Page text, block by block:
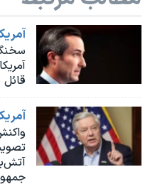
نرگس محمدی برنده جایزه
همایش محافظه‌کاران
صفحه‌های ویژه
سفر پرزیدنت ترامپ به چین